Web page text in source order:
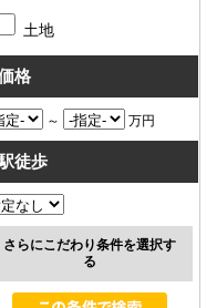
土地
格
～ 万円
徒歩
さらにこだわり条件を選択す
る